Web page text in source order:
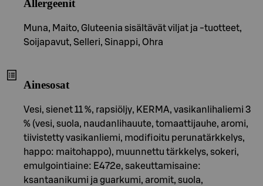
Allergeenit
Muna, Maito, Gluteenia sisältävät viljat ja -tuotteet,
Soijapavut, Selleri, Sinappi, Ohra
Ainesosat
Vesi, sienet 11 %, rapsiöljy, KERMA, vasikanlihaliemi 3
% (vesi, suola, naudanlihauute, tomaattijauhe, aromi,
tiivistetty vasikanliemi, modifioitu perunatärkkelys,
happo: maitohappo), muunnettu tärkkelys, sokeri,
emulgointiaine: E472e, sakeuttamisaine:
ksantaanikumi ja guarkumi, aromit, suola,